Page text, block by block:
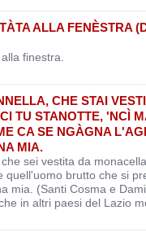
ALLA FENÈSTRA
finestra.
CHE STAI
TU STANOTTE, 'NCÌ
CA SE NGÀGNA
MIA.
sei vestita da
quell'uomo brutto che si
mia. (Santi Cosma e
in altri paesi del Lazio